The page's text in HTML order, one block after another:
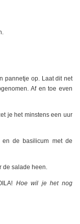
pannetje op. Laat dit net
Af en toe even
je het minstens een uur
en de basilicum met de
de salade heen.
Hoe wil je het nog